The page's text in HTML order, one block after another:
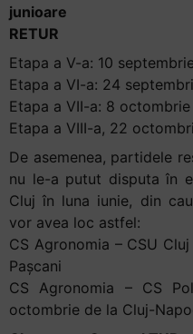
junioare
RETUR
Etapa a V-a: 10
Etapa a VI-a: 24
Etapa a VII-a: 8
Etapa a VIII-a, 22
De asemenea, partidele
nu le-a putut disputa în
Cluj în luna iunie, din
vor avea loc astfel:
CS Agronomia – CSU
Pașcani
CS Agronomia – CS
octombrie de la Cluj-